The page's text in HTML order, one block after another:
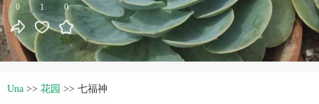
0 1 0
Una >> 花园 >> 七福神